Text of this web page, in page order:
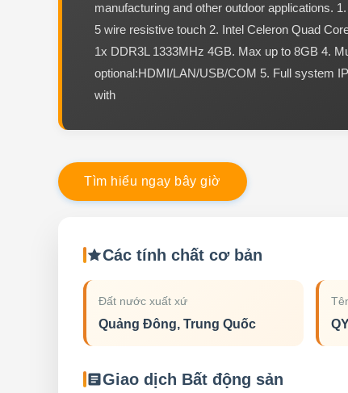
manufacturing and other outdoor applications.
5 wire resistive touch 2. Intel Celeron Quad
1x DDR3L 1333MHz 4GB. Max up to 8GB 4.
optional:HDMI/LAN/USB/COM 5. Full system
with
Tìm hiểu ngay bây giờ
Các tính chất cơ bản
Đất nước xuất xứ
Quảng Đông, Trung Quốc
Giao dịch Bất động sản